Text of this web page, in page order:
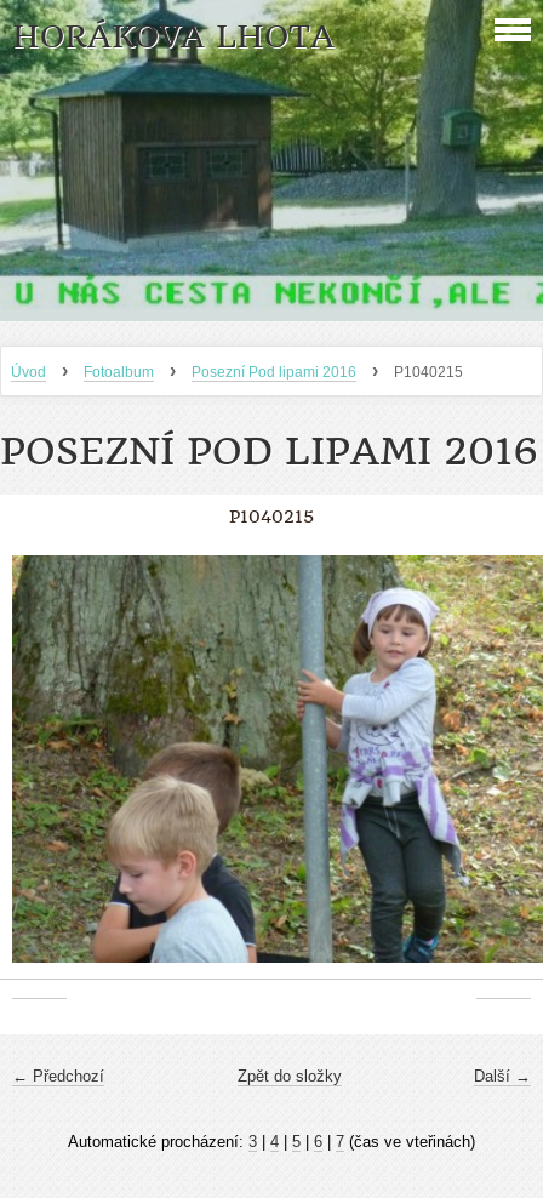
HORÁKOVA LHOTA
Úvod › Fotoalbum › Posezní Pod lipami 2016 › P1040215
POSEZNÍ POD LIPAMI 2016
P1040215
← Předchozí Další →
Zpět do složky
Automatické procházení: 3 4 5 6 7 (čas ve vteřinách)